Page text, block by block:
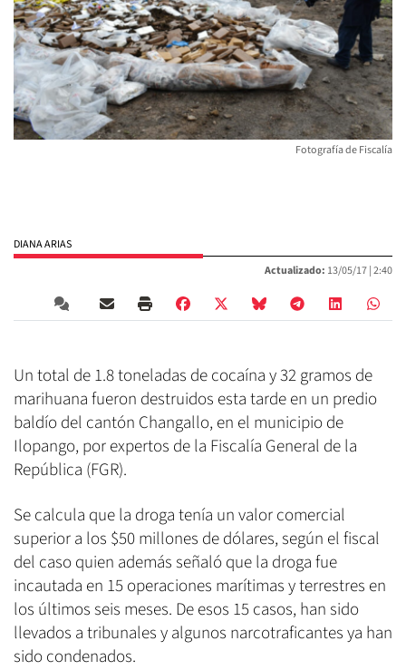
Fotografía de Fiscalía
DIANA ARIAS
Actualizado: 13/05/17 |2:40
Un total de 1.8 toneladas de cocaína y 32 gramos de
marihuana fueron destruidos esta tarde en un predio
baldío del cantón Changallo, en el municipio de
Ilopango, por expertos de la Fiscalía General de la
República (FGR).
Se calcula que la droga tenía un valor comercial
superior a los $50 millones de dólares, según el fiscal
del caso quien además señaló que la droga fue
incautada en 15 operaciones marítimas y terrestres en
los últimos seis meses. De esos 15 casos, han sido
llevados a tribunales y algunos narcotraficantes ya han
sido condenados.